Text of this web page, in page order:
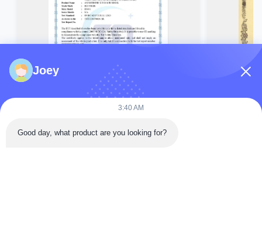
Joey
3:40 AM
Good day, what product are you looking for?